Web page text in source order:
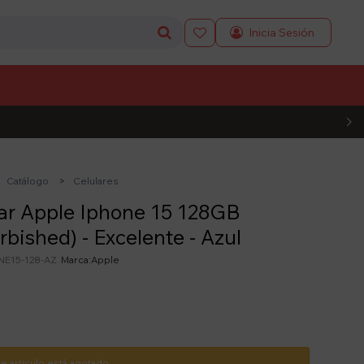

Catálogo Celulares
Apple Iphone 15 128GB
- Excelente - Azul
128-AZ Apple